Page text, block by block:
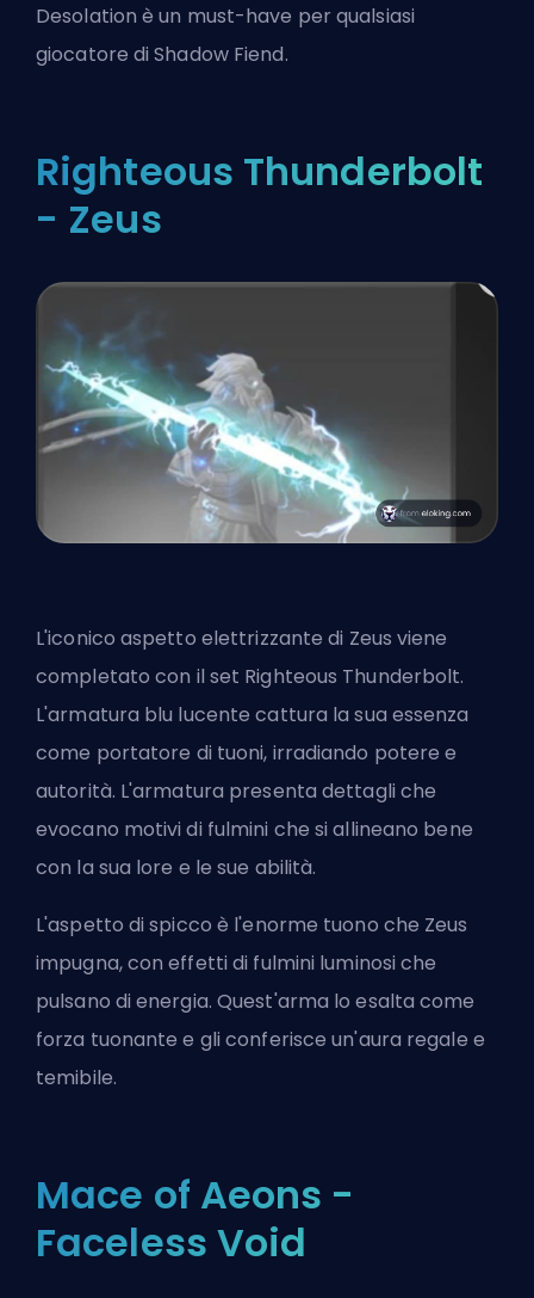
Desolation è un must-have per qualsiasi
giocatore di Shadow Fiend.
Righteous Thunderbolt
- Zeus
L'iconico aspetto elettrizzante di Zeus viene
completato con il set Righteous Thunderbolt.
L'armatura blu lucente cattura la sua essenza
come portatore di tuoni, irradiando potere e
autorità. L'armatura presenta dettagli che
evocano motivi di fulmini che si allineano bene
con la sua lore e le sue abilità.
L'aspetto di spicco è l'enorme tuono che Zeus
impugna, con effetti di fulmini luminosi che
pulsano di energia. Quest'arma lo esalta come
forza tuonante e gli conferisce un'aura regale e
temibile.
Mace of Aeons -
Faceless Void